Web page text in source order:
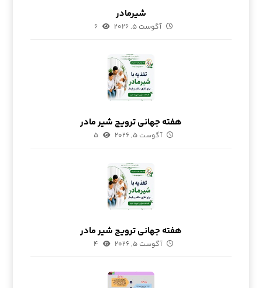
شیرمادر
آگوست ۵, ۲۰۲۶ ۶
هفته جهانی ترویج شیر مادر
آگوست ۵, ۲۰۲۶ ۵
هفته جهانی ترویج شیر مادر
آگوست ۵, ۲۰۲۶ ۴